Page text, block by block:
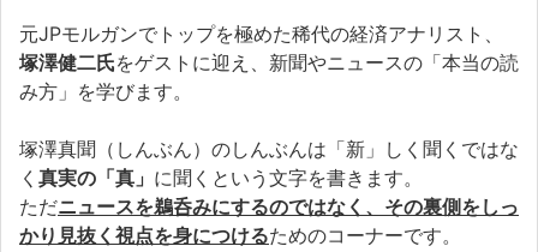
元JPモルガンでトップを極めた稀代の経済アナリスト、
塚澤健二氏をゲストに迎え、新聞やニュースの「本当の読
み方」を学びます。
塚澤真聞（しんぶん）のしんぶんは「新」しく聞くではな
く 真実の「真」 に聞くという文字を書きます。
ただニュースを鵜呑みにするのではなく、その裏側をしっ
かり見抜く視点を身につけるためのコーナーです。